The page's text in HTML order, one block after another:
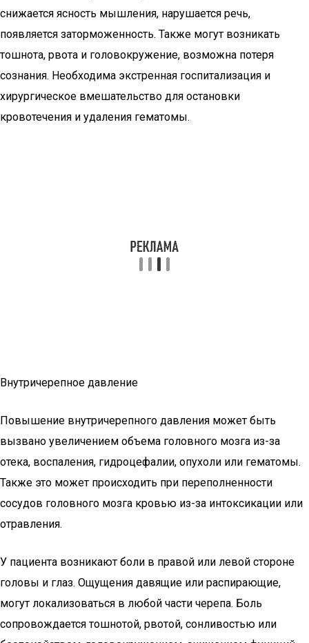
снижается ясность мышления, нарушается речь,
появляется заторможенность. Также могут возникать
тошнота, рвота и головокружение, возможна потеря
сознания. Необходима экстренная госпитализация и
хирургическое вмешательство для остановки
кровотечения и удаления гематомы.
Внутричерепное давление
Повышение внутричерепного давления может быть
вызвано увеличением объема головного мозга из-за
отека, воспаления, гидроцефалии, опухоли или гематомы.
Также это может происходить при переполненности
сосудов головного мозга кровью из-за интоксикации или
отравления.
У пациента возникают боли в правой или левой стороне
головы и глаз. Ощущения давящие или распирающие,
могут локализоваться в любой части черепа. Боль
сопровождается тошнотой, рвотой, сонливостью или